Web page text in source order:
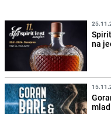
na